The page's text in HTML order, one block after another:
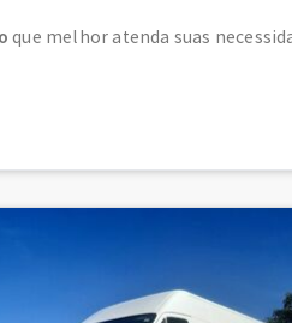
que melhor atenda suas